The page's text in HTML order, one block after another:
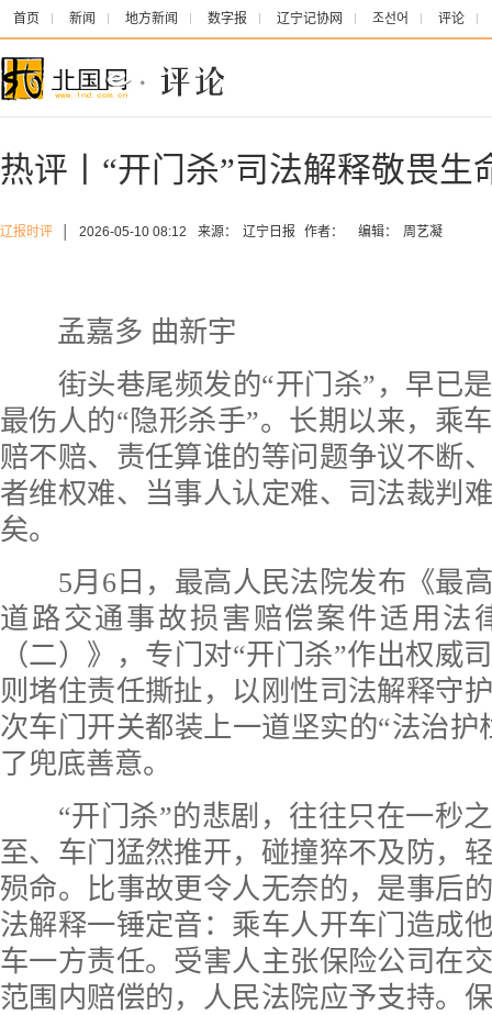
首页 新闻 地方新闻 数字报 辽宁记协网 조선어 评论
热评丨“开门杀”司法解释敬畏生
辽报时评 2026-05-10 08:12 来源： 辽宁日报 作者： 编辑： 周艺凝
孟嘉多 曲新宇
街头巷尾频发的“开门杀”，早已是
最伤人的“隐形杀手”。长期以来，乘
赔不赔、责任算谁的等问题争议不断
者维权难、当事人认定难、司法裁判
矣。
5月6日，最高人民法院发布《最高
道路交通事故损害赔偿案件适用法
（二）》，专门对“开门杀”作出权威
则堵住责任撕扯，以刚性司法解释守
次车门开关都装上一道坚实的“法治护
了兜底善意。
“开门杀”的悲剧，往往只在一秒之
至、车门猛然推开，碰撞猝不及防，
殒命。比事故更令人无奈的，是事后
法解释一锤定音：乘车人开车门造成
车一方责任。受害人主张保险公司在
范围内赔偿的，人民法院应予支持。